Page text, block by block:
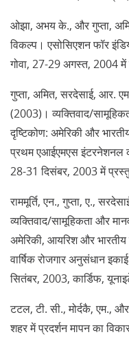
ओझा, अभय के., और गुप्ता,
विकल्प। एसोसिएशन फॉर
गोवा, 27-29 अगस्त, 2004
गुप्ता, अमित, सरदेसाई, आर.
(2003)। व्यक्तिवाद/
दृष्टिकोण: अमेरिकी और
प्रथम एआईएमएस
28-31 दिसंबर, 2003 में
राममूर्ति, एन., गुप्ता, ए.,
व्यक्तिवाद/सामूहिकता और
अमेरिकी, आयरिश और
वार्षिक रोजगार अनुसंधान
सितंबर, 2003, कार्डिफ,
टटल, टी. सी., मोर्दकै, एम.,
शहर में प्रदर्शन मापन का